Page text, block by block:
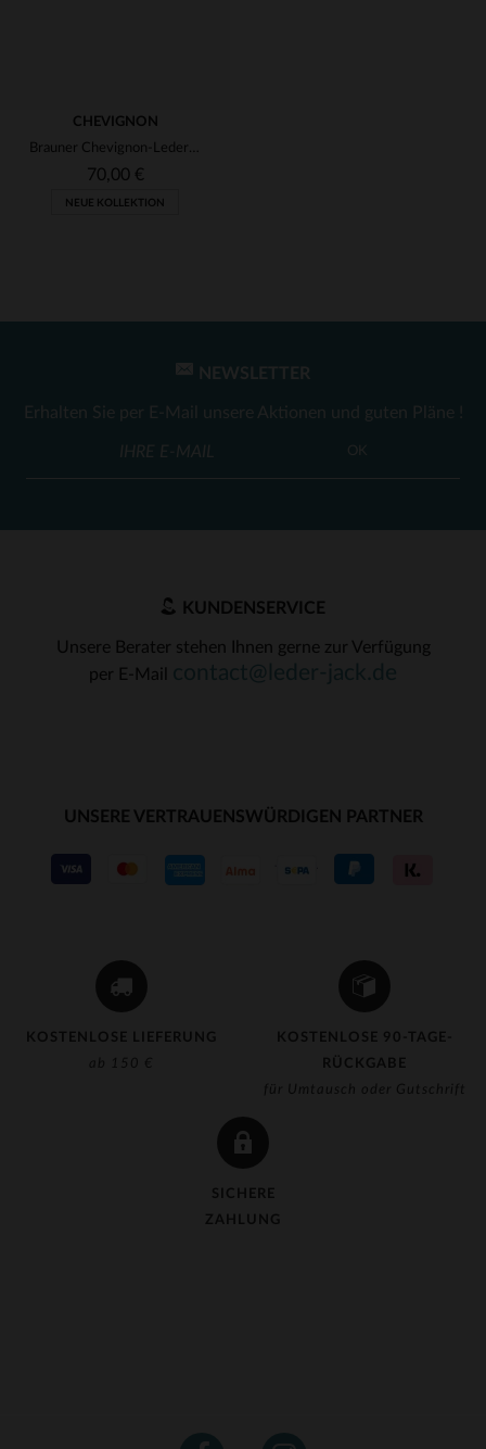
VERFÜGBARE GRÖSSEN
100
CHEVIGNON
Brauner Chevignon-Ledergürtel
70,00 €
NEUE KOLLEKTION
KOSTENLOSE LIEFERUNG
ab 150 €
KOSTENLOSE 90-TAGE-
RÜCKGABE
für Umtausch oder Gutschrift
SICHERE
ZAHLUNG
NEWSLETTER
Erhalten Sie per E-Mail unsere Aktionen und guten Pläne !
OK
KUNDENSERVICE
Unsere Berater stehen Ihnen gerne zur Verfügung
per E-Mail
UNSERE VERTRAUENSWÜRDIGEN PARTNER